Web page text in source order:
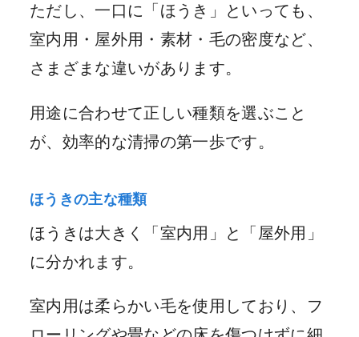
ただし、一口に「ほうき」といっても、
室内用・屋外用・素材・毛の密度など、
さまざまな違いがあります。
用途に合わせて正しい種類を選ぶこと
が、効率的な清掃の第一歩です。
ほうきの主な種類
ほうきは大きく「室内用」と「屋外用」
に分かれます。
室内用は柔らかい毛を使用しており、フ